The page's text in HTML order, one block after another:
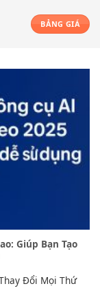
BẢNG GIÁ
Giúp Bạn Tạo
Đổi Mọi Thứ